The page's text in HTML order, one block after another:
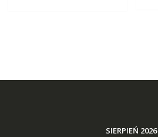
SIERPIEŃ 2026